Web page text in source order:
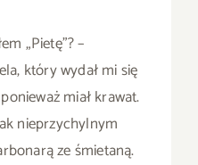
„Pietę”? –
który wydał mi się
miał krawat.
nieprzychylnym
ze śmietaną.